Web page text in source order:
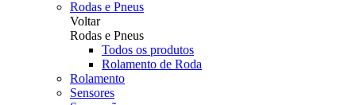
Rodas e Pneus
Voltar
Rodas e Pneus
Todos os produtos
Rolamento de Roda
Rolamento
Sensores